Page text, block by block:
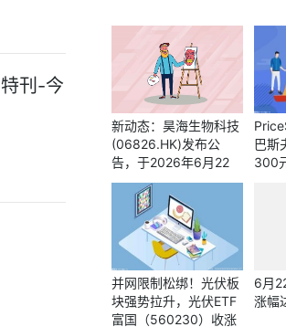
刊-今
新动态：昊海生物科技
(06826.HK)发布公
告，于2026年6月22
日，该公司注销114.87
万股已回购股份
巴斯
300
并网限制松绑！光伏板
块强势拉升，光伏ETF
富国（560230）收涨
6月
涨幅